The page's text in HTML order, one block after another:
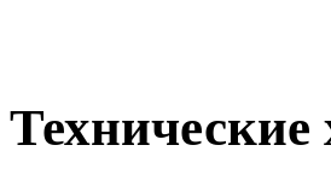
Технические